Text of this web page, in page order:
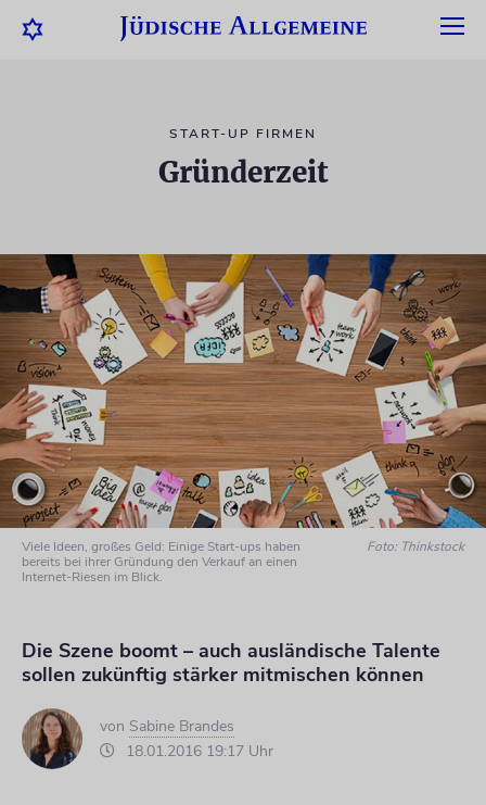
START-UP FIRMEN
Gründerzeit
Viele Ideen, großes Geld: Einige Start-ups haben
bereits bei ihrer Gründung den Verkauf an einen
Internet-Riesen im Blick.
Foto: Thinkstock
Die Szene boomt – auch ausländische Talente
sollen zukünftig stärker mitmischen können
von Sabine Brandes
18.01.2016 19:17 Uhr